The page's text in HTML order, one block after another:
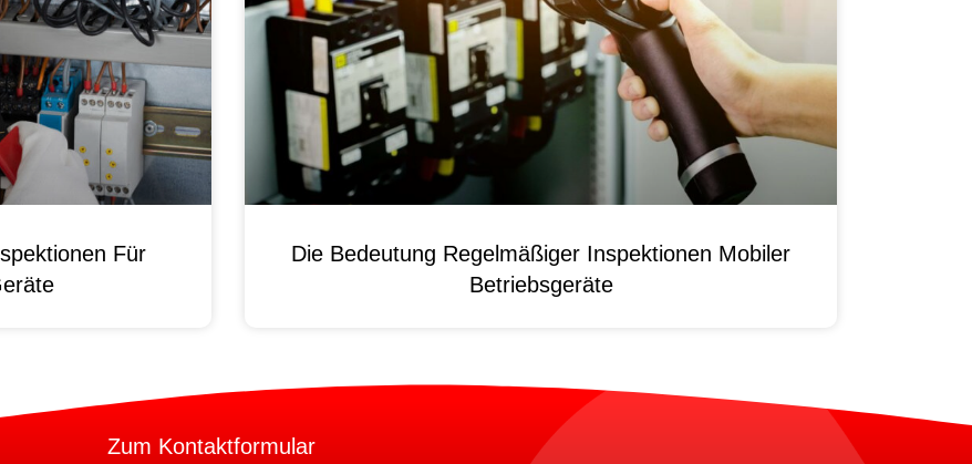
Für
Die Bedeutung Regelmäßiger Inspektionen Mobiler
Betriebsgeräte
Zum Kontaktformular